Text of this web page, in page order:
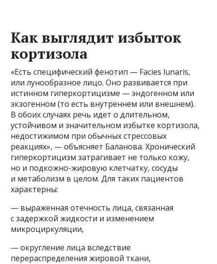
Как выглядит избыток
кортизола
«Есть специфический фенотип — Facies lunaris,
или лунообразное лицо. Оно развивается при
истинном гиперкортицизме — эндогенном или
экзогенном (то есть внутреннем или внешнем).
В обоих случаях речь идет о длительном,
устойчивом и значительном избытке кортизола,
недостижимом при обычных стрессовых
реакциях», — объясняет Баланова. Хронический
гиперкортицизм затрагивает не только кожу,
но и подкожно-жировую клетчатку, сосуды
и метаболизм в целом. Для таких пациентов
характерны:
— выраженная отечность лица, связанная
с задержкой жидкости и изменением
микроциркуляции,
— округление лица вследствие
перераспределения жировой ткани,